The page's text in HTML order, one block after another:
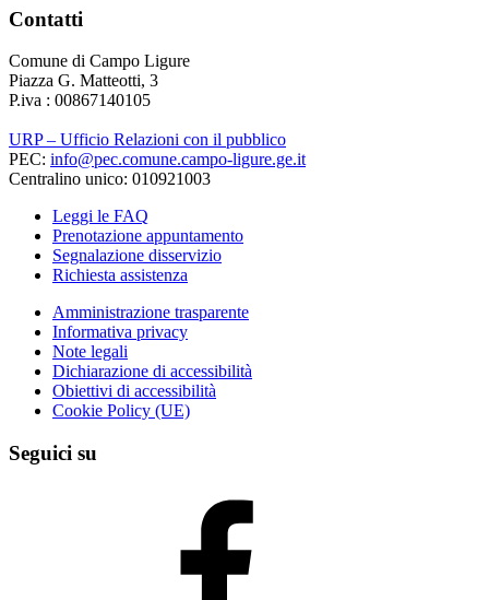
Contatti
Comune di Campo Ligure
Piazza G. Matteotti, 3
P.iva : 00867140105
URP – Ufficio Relazioni con il pubblico
PEC: info@pec.comune.campo-ligure.ge.it
Centralino unico: 010921003
Leggi le FAQ
Prenotazione appuntamento
Segnalazione disservizio
Richiesta assistenza
Amministrazione trasparente
Informativa privacy
Note legali
Dichiarazione di accessibilità
Obiettivi di accessibilità
Cookie Policy (UE)
Seguici su